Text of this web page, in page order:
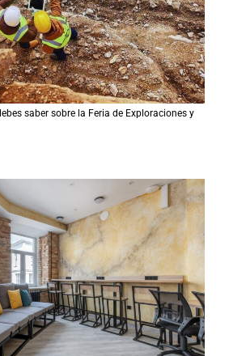
saber sobre la Feria de Exploraciones y